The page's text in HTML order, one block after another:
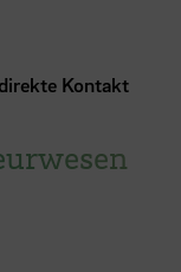
Kontakt